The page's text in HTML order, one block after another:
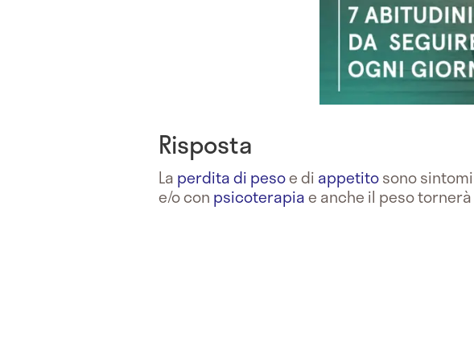
Risposta
La perdita di pesoe di appetitosono
e/o con psicoterapiae anche il peso